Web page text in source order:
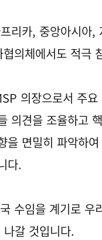
리카, 중앙아시아
의체에서도 적극
의장으로서 주
의견을 조율하고
을 면밀히 파악하
다.
수임을 계기로
갈 것입니다.